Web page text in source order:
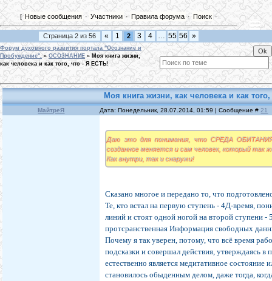
[ Новые сообщения · Участники · Правила форума · Поиск·
Страница 2 из 56 « 1 2 3 4 … 55 56 »
Форум духовного развития портала "Осознание и
Пробуждение". » ОСОЗНАНИЕ » Моя книга жизни,
как человека и как того, что - Я ЕСТЬ!
Моя книга жизни, как человека и как
МайтреЯ Дата: Понедельник, 28.07.2014, 01:59 | Сообщение #21
Даю это для понимания, что СРЕДА
созданное меняется и сам человек, который так
Как внутри, так и снаружи!
Сказано многое и передано то, что
Те, кто встал на первую ступень - 4Д-время,
линий и стоят одной ногой на второй ступени -
протсранственная Информация свободных
Почему я так уверен, потому, что всё время
подсказки и совершал действия, утверждаясь в
естественно является медитативное состояние
становилось обыденным делом, даже тогда,